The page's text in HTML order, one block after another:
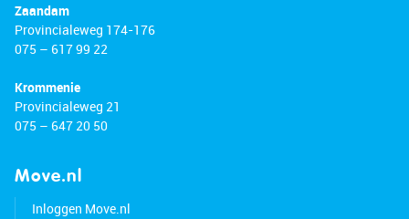
Zaandam
Provincialeweg 174-176
075 – 617 99 22
Krommenie
Provincialeweg 21
075 – 647 20 50
Move.nl
Inloggen Move.nl